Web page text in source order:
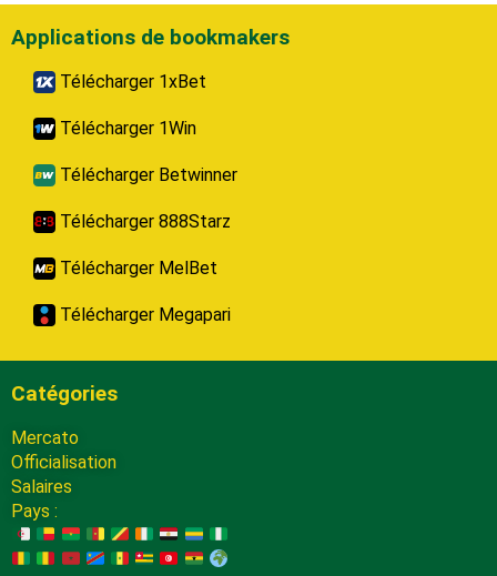
Applications de bookmakers
Télécharger 1xBet
Télécharger 1Win
Télécharger Betwinner
Télécharger 888Starz
Télécharger MelBet
Télécharger Megapari
Catégories
Mercato
Officialisation
Salaires
Pays :